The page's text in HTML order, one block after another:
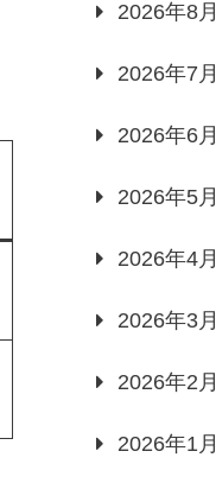
2026年8月
2026年7月
2026年6月
2026年5月
2026年4月
2026年3月
2026年2月
2026年1月